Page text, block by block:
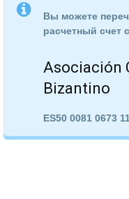
Вы можете
расчетный счет
Asociación
Bizantino
ES50 0081 0673